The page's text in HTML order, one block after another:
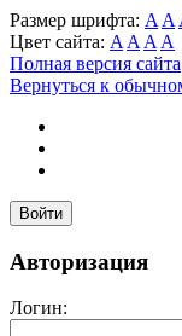
Размер шрифта: A A
Цвет сайта: A A A A
Полная версия сайта
Вернуться к
Войти
Авторизация
Логин: